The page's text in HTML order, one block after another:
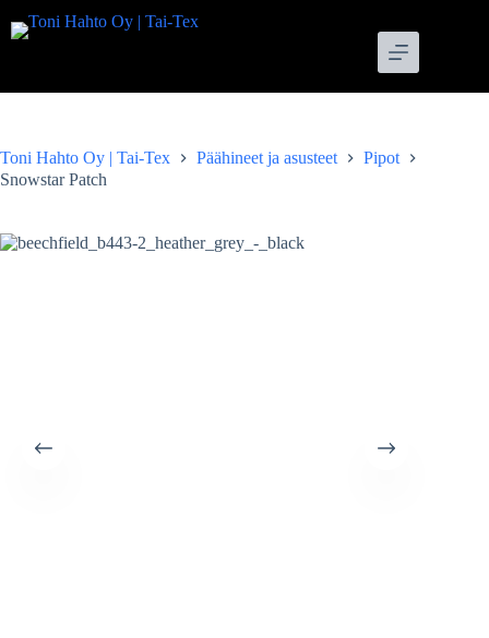
to
Toni Hahto Oy | Tai-Tex Päähineet ja asusteet
Pipot
Snowstar Patch